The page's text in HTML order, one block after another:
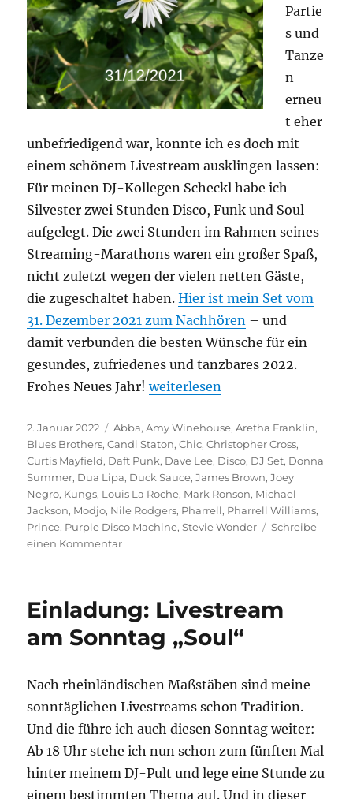
Partie
s und
Tanze
n
erneu
t eher
unbefriedigend war, konnte ich es doch mit
einem schönem Livestream ausklingen lassen:
Für meinen DJ-Kollegen Scheckl habe ich
Silvester zwei Stunden Disco, Funk und Soul
aufgelegt. Die zwei Stunden im Rahmen seines
Streaming-Marathons waren ein großer Spaß,
nicht zuletzt wegen der vielen netten Gäste,
die zugeschaltet haben.Hier ist mein Set vom
31. Dezember 2021 zum Nachhören – und
damit verbunden die besten Wünsche für ein
gesundes, zufriedenes und tanzbares 2022.
Frohes Neues Jahr!„Frohes neues Jahr!“
weiterlesen
Veröffentlicht
am
2. Januar 2022 Kategorien
Abba,Amy Winehouse,Aretha Franklin,
Blues Brothers,Candi Staton,Chic,Christopher Cross,
Curtis Mayfield, Daft Punk, Dave Lee, Disco, DJ Set, Donna
Summer, Dua Lipa, Duck Sauce,James Brown,Joey
Negro, Kungs, Louis La Roche, Mark Ronson, Michael
Jackson, Modjo, Nile Rodgers, Pharrell, Pharrell Williams,
Prince, Purple Disco Machine,Stevie Wonder
Schreibe
einen Kommentarzu
Einladung: Livestream
am Sonntag „Soul“
Nach rheinländischen Maßstäben sind meine
sonntäglichen Livestreams schon Tradition.
Und die führe ich auch diesen Sonntag weiter:
Ab 18 Uhr stehe ich nun schon zum fünften Mal
hinter meinem DJ-Pult und lege eine Stunde zu
einem bestimmten Thema auf. Und in dieser